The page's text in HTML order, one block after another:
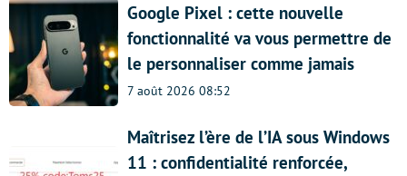
Google Pixel : cette nouvelle
fonctionnalité va vous permettre de
le personnaliser comme jamais
7 août 2026 08:52
Maîtrisez l’ère de l’IA sous Windows
11 : confidentialité renforcée,